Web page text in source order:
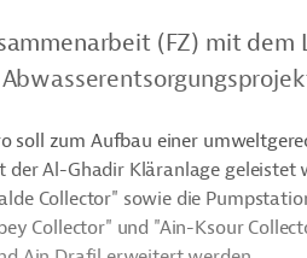
(FZ) mit
soll zum Aufbau einer
Al-Ghadir Kläranlage geleistet
Collector" sowie die
Collector" und "Ain-Ksour